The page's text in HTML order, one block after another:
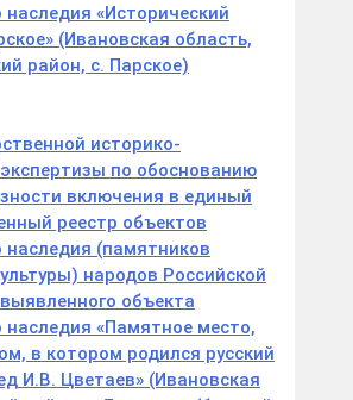
наследия «Исторический
(Ивановская область,
район, с. Парское)
историко-
экспертизы по обоснованию
включения в единый
реестр объектов
наследия (памятников
народов Российской
объекта
наследия «Памятное место,
в котором родился русский
И.В. Цветаев» (Ивановская